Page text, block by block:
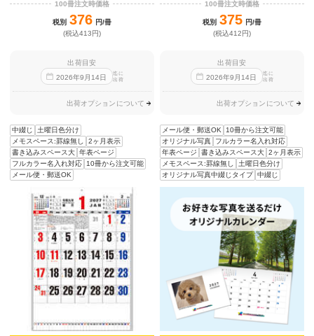
100冊注文時価格
税別 376 円/冊
(税込413円)
出荷目安
2026年9 月14日
迄に
出荷
出荷オプションについて
中綴じ
土曜日色分け
メモスペース:罫線無し
2ヶ月表示
書き込みスペース大 年表ページ
フルカラー名入れ対応 10冊から注文可能
メール便・郵送OK
100冊注文時価格
税別 375 円/冊
(税込412円)
出荷目安
2026年9 月14日
迄に
出荷
出荷オプションについて
メール便・郵送OK 10冊から注文可能
オリジナル写真
フルカラー名入れ対応
年表ページ
書き込みスペース大 2ヶ月表示
メモスペース:罫線無し
土曜日色分け
オリジナル写真中綴じタイプ 中綴じ